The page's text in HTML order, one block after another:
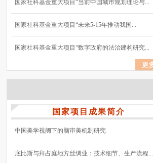
国家社科基金重大项目“当前中国城市规划理论与...
国家社科基金重大项目“未来5-15年推动我国...
国家社科基金重大项目“数字政府的法治建构研究...
国家项目成果简介
中国美学视阈下的脑审美机制研究
底比斯与拜占庭地方丝绸业：技术细节、生产流程...